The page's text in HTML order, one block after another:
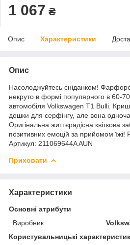
1 067 ₴
Опис Характеристики
Опис
Насолоджуйтесь сніданком!
некруто в формі популярного в 60-
автомобіля Volkswagen Т1 Bulli.
дошки для серфінгу, але вона
Оригінальна життєрадісна квіткова
позитивних емоцій за прийомом їжі!
Артикул: 211069644A AUN
Приховати
Характеристики
Основні атрибути
Виробник
Користувальницькі